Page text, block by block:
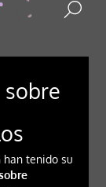
han tenido su